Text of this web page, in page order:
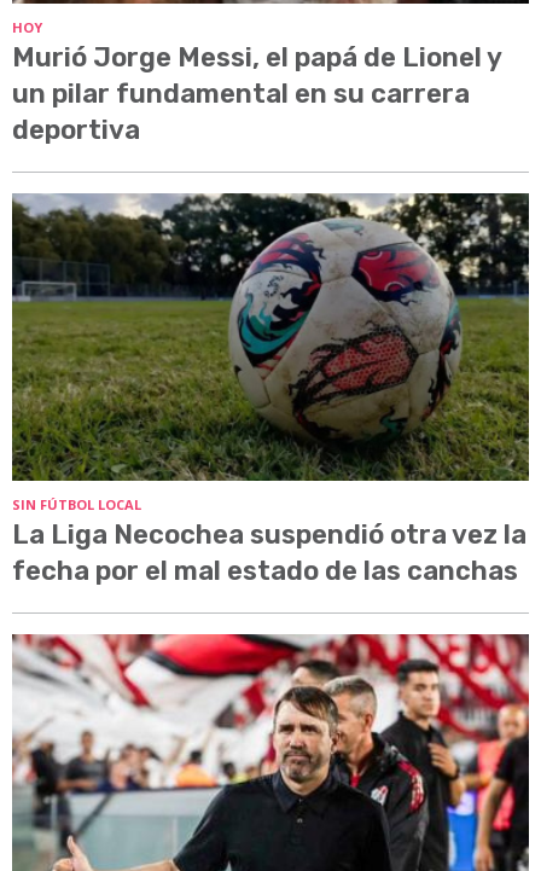
HOY
Murió Jorge Messi, el papá de Lionel y
un pilar fundamental en su carrera
deportiva
SIN FÚTBOL LOCAL
La Liga Necochea suspendió otra vez la
fecha por el mal estado de las canchas